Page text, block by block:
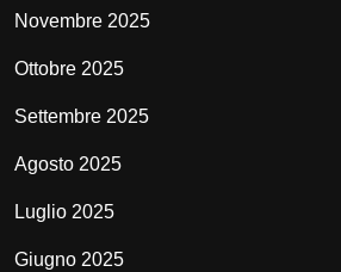
Novembre 2025
Ottobre 2025
Settembre 2025
Agosto 2025
Luglio 2025
Giugno 2025